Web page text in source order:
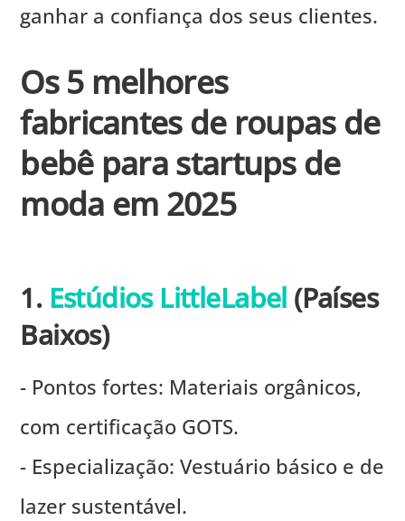
ganhar a confiança dos seus clientes.
Os 5 melhores
fabricantes de roupas de
bebê para startups de
moda em 2025
1. Estúdios LittleLabel (Países
Baixos)
- Pontos fortes: Materiais orgânicos,
com certificação GOTS.
- Especialização: Vestuário básico e de
lazer sustentável.